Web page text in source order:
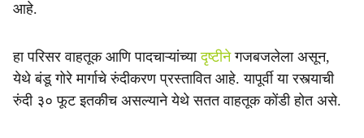
आहे.
​हा परिसर वाहतूक आणि पादचाऱ्यांच्यादृष्टीनेगजबजलेला असून,
येथे बंडू गोरे मार्गाचे रुंदीकरण प्रस्तावित आहे. यापूर्वी या रस्त्याची
रुंदी ३० फूट इतकीच असल्याने येथे सतत वाहतूक कोंडी होत असे.